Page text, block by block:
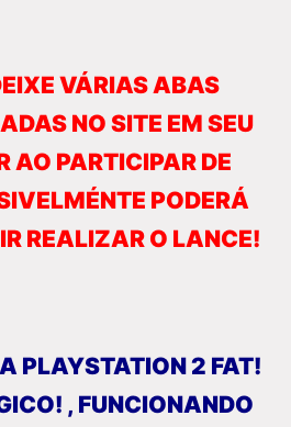
VÁRIAS ABAS
NO SITE EM SEU
AO PARTICIPAR DE
PODERÁ
REALIZAR O LANCE!
PLAYSTATION 2 FAT!
, FUNCIONANDO